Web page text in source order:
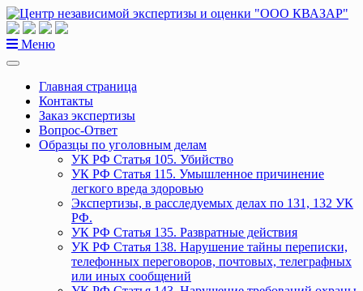
Перейти
к
содержанию
Меню
Главная страница
Контакты
Заказ экспертизы
Вопрос-Ответ
Образцы по уголовным делам
УК РФ Статья 105. Убийство
УК РФ Статья 115. Умышленное причинение
легкого вреда здоровью
Экспертизы, в расследуемых делах по 131, 132 УК
РФ.
УК РФ Статья 135. Развратные действия
УК РФ Статья 138. Нарушение тайны переписки,
телефонных переговоров, почтовых, телеграфных
или иных сообщений